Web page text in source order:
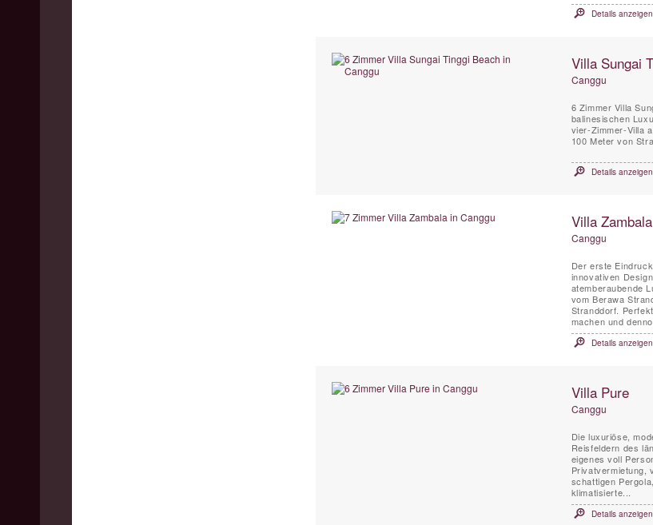
Details anzeigen
Villa Sungai
Canggu
6 Zimmer Villa
balinesischen
vier-Zimmer-Villa
100 Meter von
Details anzeigen
Villa Zambala
Canggu
Der erste
innovativen
atemberaubende
vom Berawa
Stranddorf. Perfekt für Familien oder Gruppen von Freunden, die gerne zusammen Urlaub
machen und
Details anzeigen
Villa Pure
Canggu
Die luxuriöse,
Reisfeldern des
eigenes voll
Privatvermietung,
schattigen
klimatisierte...
Details anzeigen